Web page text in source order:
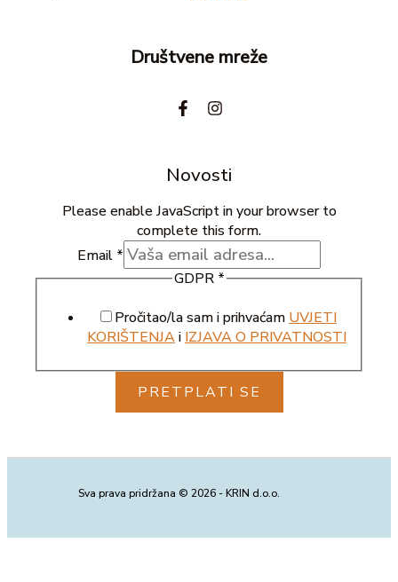
Društvene mreže
Novosti
Please enable JavaScript in your browser to
complete this form.
Email *
GDPR *
Pročitao/la sam i prihvaćam UVJETI
KORIŠTENJAi IZJAVA O PRIVATNOSTI
PRETPLATI SE
Sva prava pridržana © 2026 - KRIN d.o.o.